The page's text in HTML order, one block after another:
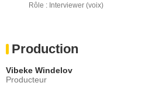
Rôle : Interviewer (voix)
Production
Vibeke Windelov
Producteur